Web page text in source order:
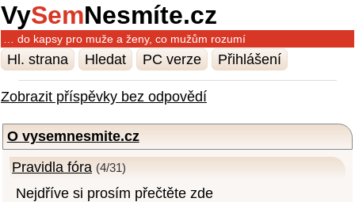
VySemNesmíte.cz
… do kapsy pro muže a ženy, co mužům rozumí
Hl. strana Hledat PC verze Přihlášení
Zobrazit příspěvky bez odpovědí
O vysemnesmite.cz
Pravidla fóra (4/31)
Nejdříve si prosím přečtěte zde